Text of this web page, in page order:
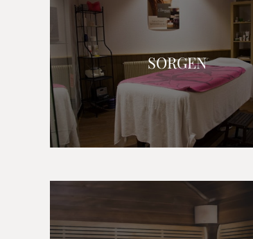
SORGEN